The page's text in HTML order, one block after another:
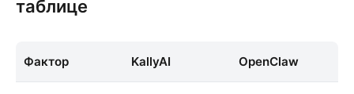
таблице
Фактор KallyAI OpenClaw